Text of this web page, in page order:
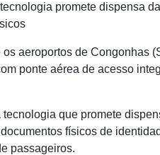
promete dispensa
aeroportos de Congonhas
ponte aérea de acesso
que promete
físicos de
passageiros.